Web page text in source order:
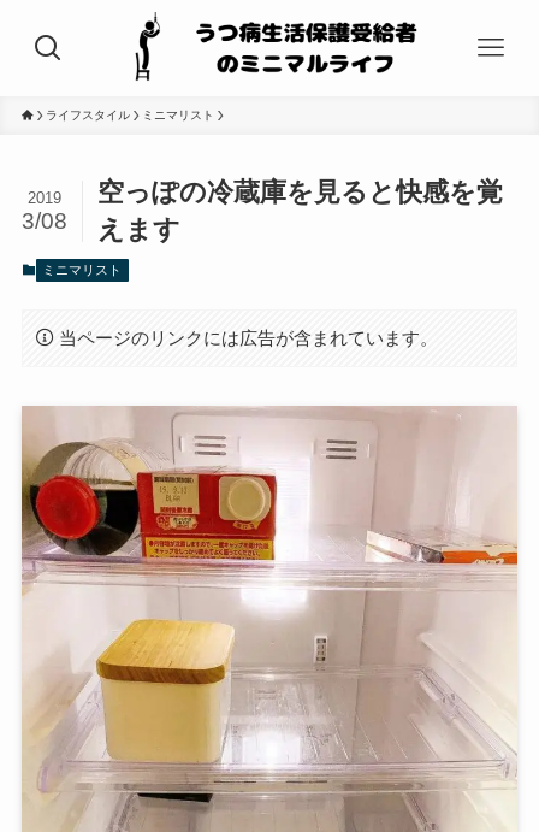
ライフスタイル ミニマリスト
空っぽの冷蔵庫を見ると快感を覚
えます
2019
3/08
ミニマリスト
当ページのリンクには広告が含まれています。